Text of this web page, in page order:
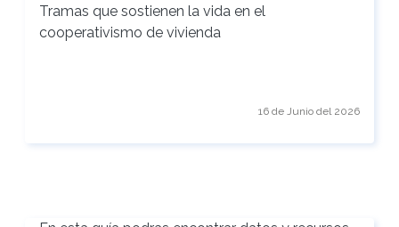
Tramas que sostienen la vida en el
cooperativismo de vivienda
16 de Junio del 2026